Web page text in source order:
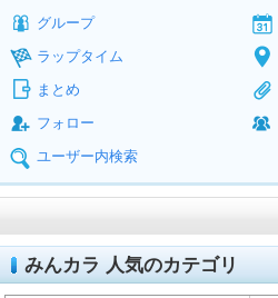
グループ
ラップタイム
まとめ
フォロー
ユーザー内検索
みんカラ 人気のカテゴリ